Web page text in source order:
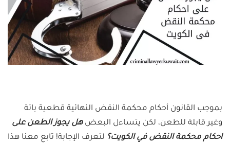
بموجب القانون أحكام محكمة النقض النهائية قطعية باتة
وغير قابلة للطعن، لكن يتساءل البعضهل يجوز الطعن على
احكام محكمة النقض في الكويت؟ لتعرف الإجابة! تابع معنا هذا